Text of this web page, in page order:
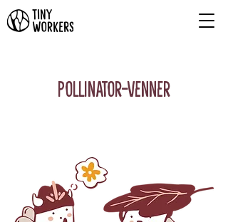
Pollinator-Venner